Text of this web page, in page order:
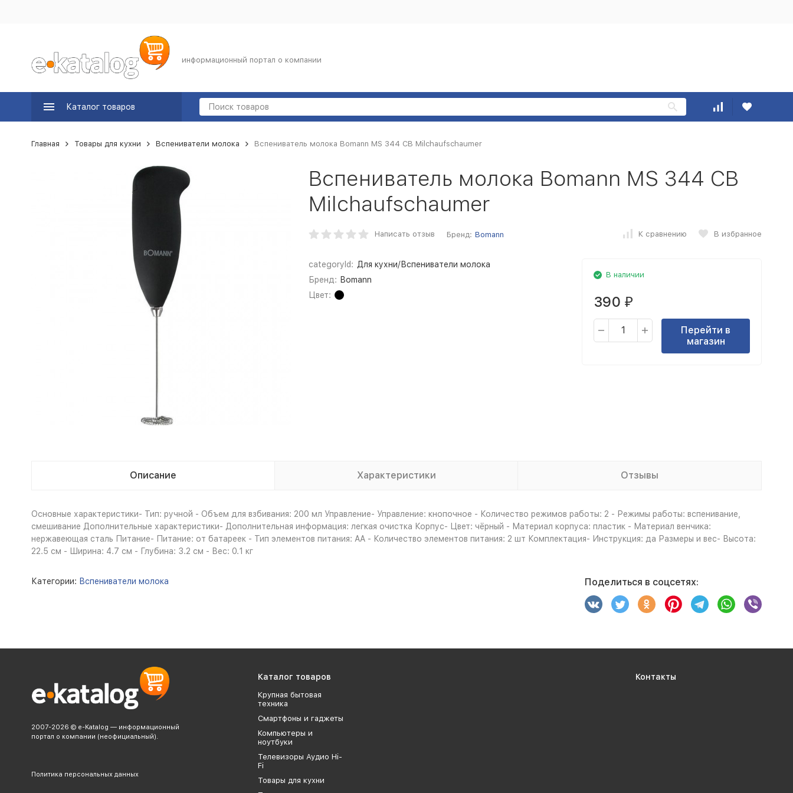
информационный портал о компании
Каталог товаров
Главная Товары для кухни Вспениватели молока Вспениватель молока Bomann MS 344 CB Milchaufschaumer
Вспениватель молока Bomann MS 344 CB
Milchaufschaumer
Написать отзыв Бренд: Bomann К сравнению В избранное
categoryId: Для кухни/Вспениватели молока
Бренд: Bomann
Цвет:
В наличии
390 ₽
Перейти в
магазин
Описание Характеристики Отзывы
Основные характеристики- Тип: ручной - Объем для взбивания: 200 мл Управление- Управление: кнопочное - Количество режимов работы: 2 - Режимы работы: вспенивание,
смешивание Дополнительные характеристики- Дополнительная информация: легкая очистка Корпус- Цвет: чёрный - Материал корпуса: пластик - Материал венчика:
нержавеющая сталь Питание- Питание: от батареек - Тип элементов питания: AA - Количество элементов питания: 2 шт Комплектация- Инструкция: да Размеры и вес- Высота:
22.5 см - Ширина: 4.7 см - Глубина: 3.2 см - Вес: 0.1 кг
Категории: Вспениватели молока Поделиться в соцсетях:
2007-2026 © e-Katalog — информационный
портал о компании (неофициальный).
Политика персональных данных
Каталог товаров
Крупная бытовая
техника
Смартфоны и гаджеты
Компьютеры и
ноутбуки
Телевизоры Аудио Hi-
Fi
Товары для кухни
Контакты